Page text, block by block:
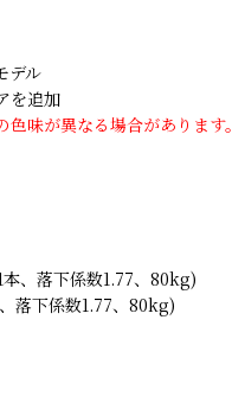
デル
を追加
味が異なる場合があります。
、落下係数1.77、80kg)
落下係数1.77、80kg)